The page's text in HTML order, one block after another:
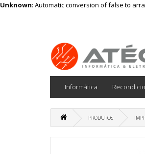
Unknown: Automatic conversion of false to
Informática
PRODUTOS